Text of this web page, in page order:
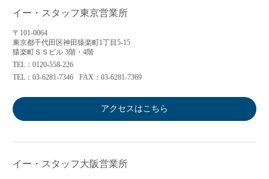
イー・スタッフ東京営業所
〒101-0064
東京都千代田区神田猿楽町1丁目5-15
猿楽町ＳＳビル 3階・4階
TEL：0120-558-226
TEL：03-6281-7346
FAX：03-6281-7369
アクセスはこちら
イー・スタッフ大阪営業所